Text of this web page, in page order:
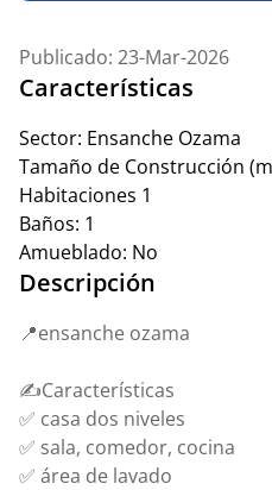
Publicado: 23-Mar-2026
Características
Sector: Ensanche Ozama
Tamaño de Construcción
Habitaciones 1
Baños: 1
Amueblado: No
Descripción
📍ensanche ozama
✍️Características
✅ casa dos niveles
✅ sala, comedor, cocina
✅ área de lavado